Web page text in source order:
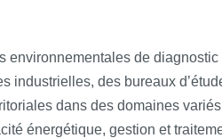
environnementales de
industrielles, des bureaux
dans des domaines
énergétique, gestion et